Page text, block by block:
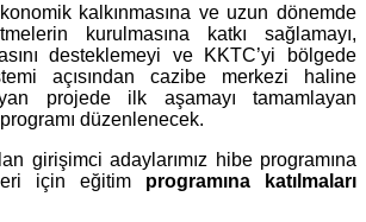
kalkınmasına ve uzun dönemde
kurulmasına katkı sağlamayı,
desteklemeyi ve KKTC’yi bölgede
açısından cazibe merkezi haline
projede ilk aşamayı tamamlayan
düzenlenecek.
girişimci adaylarımız hibe programına
için eğitim programına katılmaları